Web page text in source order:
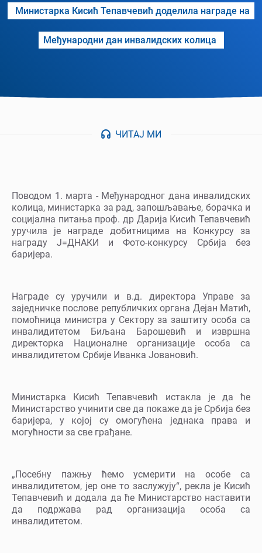
Министарка Кисић Тепавчевић доделила награде на
Међународни дан инвалидских колица
ЧИТАЈ МИ
Поводом 1. марта - Међународног дана инвалидских
колица, министарка за рад, запошљавање, борачка и
социјална питања проф. др Дарија Кисић Тепавчевић
уручила је награде добитницима на Конкурсу за
награду Ј=ДНАКИ и Фото-конкурсу Србија без
баријера.
Награде су уручили и в.д. директора Управе за
заједничке послове републичких органа Дејан Матић,
помоћница министра у Сектору за заштиту особа са
инвалидитетом Биљана Барошевић и извршна
директорка Националне организације особа са
инвалидитетом Србије Иванка Јовановић.
Министарка Кисић Тепавчевић истакла је да ће
Министарство учинити све да покаже да је Србија без
баријера, у којој су омогућена једнака права и
могућности за све грађане.
„Посебну пажњу ћемо усмерити на особе са
инвалидитетом, јер оне то заслужују“, рекла је Кисић
Тепавчевић и додала да ће Министарство наставити
да подржава рад организација особа са
инвалидитетом.